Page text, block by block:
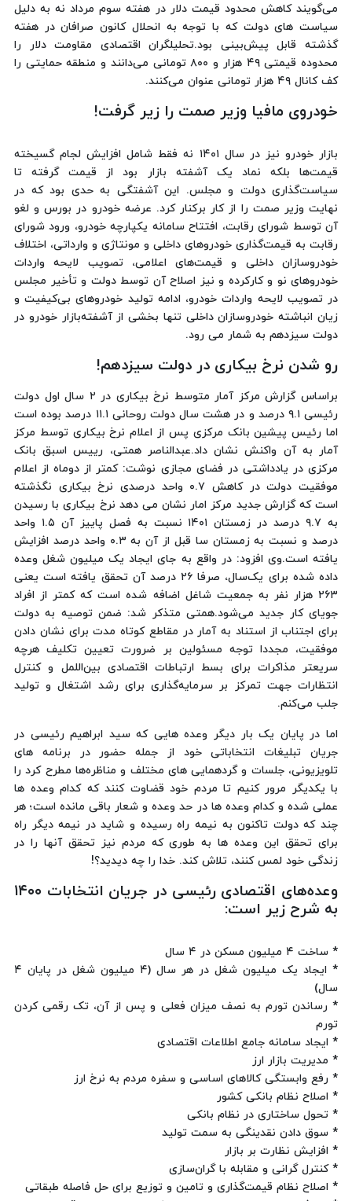
می‌گویند کاهش محدود قیمت دلار در هفته سوم مرداد نه به دلیل
سیاست های دولت که با توجه به انحلال کانون صرافان در هفته
گذشته قابل پیش‌بینی بود.تحلیلگران اقتصادی مقاومت دلار را
محدوده قیمتی ۴۹ هزار و ۸۰۰ تومانی می‌دانند و منطقه حمایتی را
کف کانال ۴۹ هزار تومانی عنوان می‌کنند.
خودروی مافیا وزیر صمت را زیر گرفت!
بازار خودرو نیز در سال ۱۴۰۱ نه فقط شامل افزایش لجام گسیخته
قیمت‌ها بلکه نماد یک آشفته بازار بود از قیمت گرفته تا
سیاست‌گذاری دولت و مجلس. این آشفتگی به حدی بود که در
نهایت وزیر صمت را از کار برکنار کرد. عرضه خودرو در بورس و لغو
آن توسط شورای رقابت، افتتاح سامانه یکپارچه خودرو، ورود شورای
رقابت به قیمت‌گذاری خودروهای داخلی و مونتاژی و وارداتی، اختلاف
خودروسازان داخلی و قیمت‌های اعلامی، تصویب لایحه واردات
خودروهای نو و کارکرده و نیز اصلاح آن توسط دولت و تأخیر مجلس
در تصویب لایحه واردات خودرو، ادامه تولید خودروهای بی‌کیفیت و
زیان انباشته خودروسازان داخلی تنها بخشی از آشفته‌بازار خودرو در
دولت سیزدهم به شمار می رود.
رو شدن نرخ بیکاری در دولت سیزدهم!
براساس گزارش مرکز آمار متوسط نرخ بیکاری در ۲ سال اول دولت
رئیسی ۹.۱ درصد و در هشت سال دولت روحانی ۱۱.۱ درصد بوده است
اما رئیس پیشین بانک مرکزی پس از اعلام نرخ بیکاری توسط مرکز
آمار به آن واکنش نشان داد.عبدالناصر همتی، رییس اسبق بانک
مرکزی در یادداشتی در فضای مجازی نوشت: کمتر از دوماه از اعلام
موفقیت دولت در کاهش ۰.۷ واحد درصدی نرخ بیکاری نگذشته
است که گزارش جدید مرکز امار نشان می دهد نرخ بیکاری با رسیدن
به ۹.۷ درصد در زمستان ۱۴۰۱ نسبت به فصل پاییز آن ۱.۵ واحد
درصد و نسبت به زمستان سا قبل از آن به ۰.۳ واحد درصد افزایش
یافته است.وی افزود: در واقع به جای ایجاد یک میلیون شغل وعده
داده شده برای یک‌سال، صرفا ۲۶ درصد آن تحقق یافته است یعنی
۲۶۳ هزار نفر به جمعیت شاغل اضافه شده است که کمتر از افراد
جویای کار جدید می‌شود.همتی متذکر شد: ضمن توصیه به دولت
برای اجتناب از استناد به آمار در مقاطع کوتاه مدت برای نشان دادن
موفقیت، مجددا توجه مسئولین بر ضرورت تعیین تکلیف هرچه
سریعتر مذاکرات برای بسط ارتباطات اقتصادی بین‌اللمل و کنترل
انتظارات جهت تمرکز بر سرمایه‌گذاری برای رشد اشتغال و تولید
جلب می‌کنم.
اما در پایان یک بار دیگر وعده هایی که سید ابراهیم رئیسی در
جریان تبلیغات انتخاباتی خود از جمله حضور در برنامه های
تلویزیونی، جلسات و گردهمایی های مختلف و مناظره‌ها مطرح کرد را
با یکدیگر مرور کنیم تا مردم خود قضاوت کنند که کدام وعده ها
عملی شده و کدام وعده ها در حد وعده و شعار باقی مانده است؛ هر
چند که دولت تاکنون به نیمه راه رسیده و شاید در نیمه دیگر راه
برای تحقق این وعده ها به طوری که مردم نیز تحقق آنها را در
زندگی خود لمس کنند، تلاش کند. خدا را چه دیدید؟!
وعده‌های اقتصادی رئیسی در جریان انتخابات ۱۴۰۰
به شرح زیر است:
* ساخت ۴ میلیون مسکن در ۴ سال
* ایجاد یک میلیون شغل در هر سال (۴ میلیون شغل در پایان ۴
سال)
* رساندن تورم به نصف میزان فعلی و پس از آن، تک رقمی کردن
تورم
* ایجاد سامانه جامع اطلاعات اقتصادی
* مدیریت بازار ارز
* رفع وابستگی کالاهای اساسی و سفره مردم به نرخ ارز
* اصلاح نظام بانکی کشور
* تحول ساختاری در نظام بانکی
* سوق دادن نقدینگی به سمت تولید
* افزایش نظارت بر بازار
* کنترل گرانی و مقابله با گران‌سازی
* اصلاح نظام قیمت‌گذاری و تامین و توزیع برای حل فاصله طبقاتی